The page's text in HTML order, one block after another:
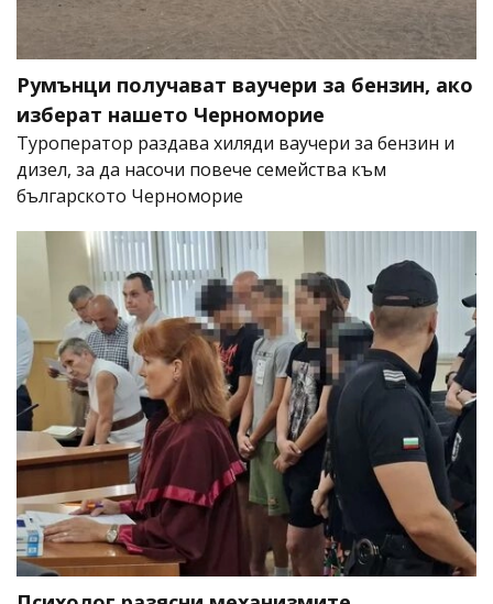
Румънци получават ваучери за бензин, ако
изберат нашето Черноморие
Туроператор раздава хиляди ваучери за бензин и
дизел, за да насочи повече семейства към
българското Черноморие